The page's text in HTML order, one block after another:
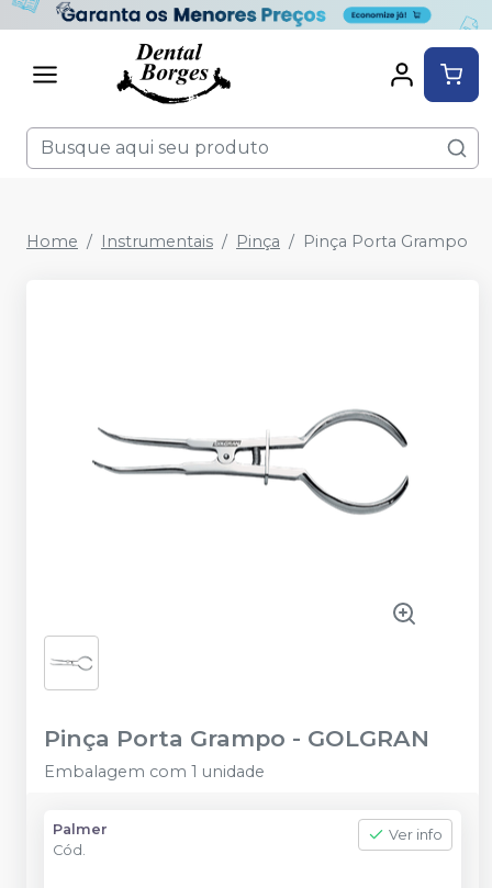
Home Instrumentais Pinça Pinça Porta Grampo
Pinça Porta Grampo - GOLGRAN
Embalagem com 1 unidade
Palmer
Cód.
Ver info